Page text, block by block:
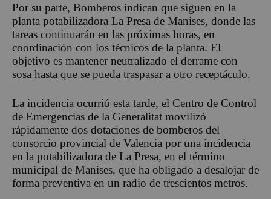
Por su parte, Bomberos indican que siguen en la
planta potabilizadora La Presa de Manises, donde las
tareas continuarán en las próximas horas, en
coordinación con los técnicos de la planta. El
objetivo es mantener neutralizado el derrame con
sosa hasta que se pueda traspasar a otro receptáculo.
La incidencia ocurrió esta tarde, el Centro de Control
de Emergencias de la Generalitat movilizó
rápidamente dos dotaciones de bomberos del
consorcio provincial de Valencia por una incidencia
en la potabilizadora de La Presa, en el término
municipal de Manises, que ha obligado a desalojar de
forma preventiva en un radio de trescientos metros.